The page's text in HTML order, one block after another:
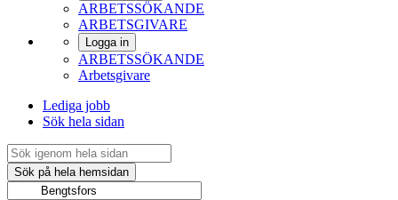
ARBETSSÖKANDE
ARBETSGIVARE
Logga in
ARBETSSÖKANDE
Arbetsgivare
Lediga jobb
Sök hela sidan